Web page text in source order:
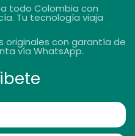
todo Colombia con
Tu tecnología viaja
originales con garantía de
vía WhatsApp.